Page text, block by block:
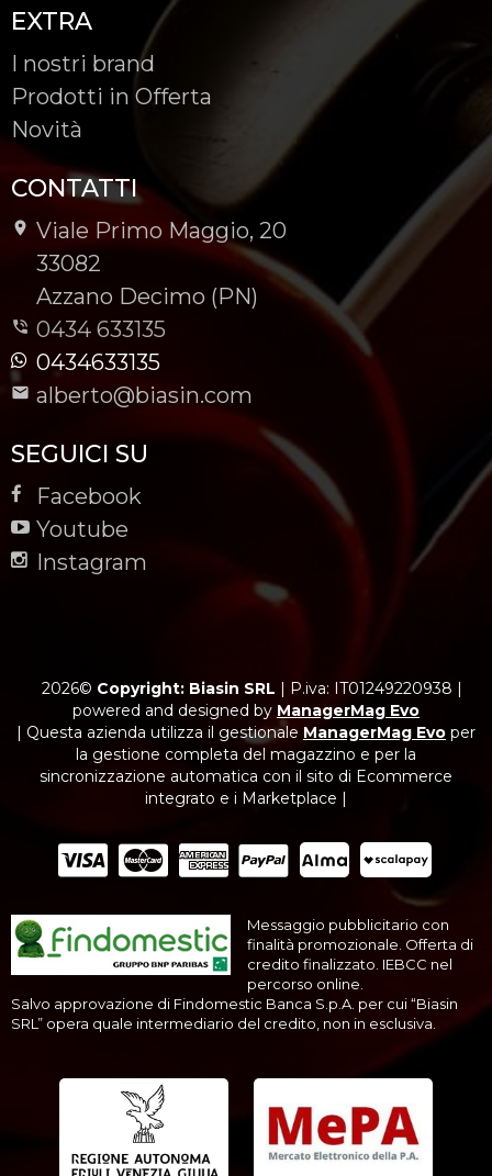
EXTRA
I nostri brand
Prodotti in Offerta
Novità
CONTATTI
Viale Primo Maggio, 20
-
33082
-
Azzano Decimo (PN)
0434 633135
0434633135
alberto@biasin.com
SEGUICI SU
Facebook
Youtube
Instagram
2026© Copyright: Biasin SRL | P.iva: IT01249220938 |
powered and designed by ManagerMag Evo
| Questa azienda utilizza il gestionale ManagerMag Evo per
la gestione completa del magazzino e per la
sincronizzazione automatica con il sito di Ecommerce
integrato e i Marketplace |
Messaggio pubblicitario con
finalità promozionale. Offerta di
credito finalizzato. IEBCC nel
percorso online.
Salvo approvazione di Findomestic Banca S.p.A. per cui “Biasin
SRL” opera quale intermediario del credito, non in esclusiva.